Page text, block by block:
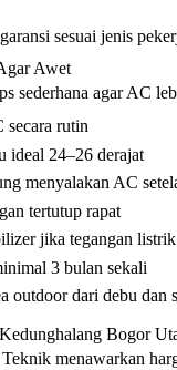
sesuai jenis
Awet
sederhana agar AC
secara rutin
ideal 24–26 derajat
menyalakan AC
tertutup rapat
jika tegangan
3 bulan sekali
outdoor dari debu dan
Bogor
menawarkan